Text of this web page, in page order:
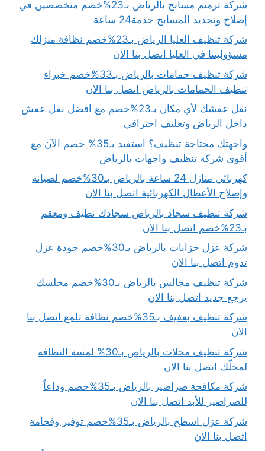
شركة ترميم مسابح بالرياض بـ23%خصم متخصصين في
إصلاح وتجديد المسابح خدمة24 ساعة
شركة تنظيف العليا الرياض بـ23%خصم نظافة منزلك
مسؤوليتنا في العليا اتصل بنا الان
شركة تنظيف حمامات بالرياض بـ33%خصم خبراء
تنظيف الحمامات بالرياض اتصل بنا الان
نقل عفشك لأي مكان بـ23%خصم مع افضل نقل عفش
داخل الرياض وتغليف احترافي
واجهتك محتاجة تنظيف؟ استفيد بـ35% خصم الآن مع
أقوى شركة تنظيف واجهات بالرياض
كهربائي منازل 24 ساعة بالرياض بـ30%خصم لصيانة
وإصلاح الأعطال الكهربائية اتصل بنا الان
شركة تنظيف سجاد بالرياض سجادك نظيف ومعقم
بـ23%خصم اتصل بنا الان
شركة عزل خزانات بالرياض بـ30%خصم جودة عزل
تدوم اتصل بنا الان
شركة تنظيف مجالس بالرياض بـ30%خصم مجلسك
يرجع جديد اتصل بنا الان
شركة تنظيف بعفيف بـ35%خصم نظافة تلمع اتصل بنا
الان
شركة تنظيف محلات بالرياض بـ30% لمسة النظافة
لمحلّك اتصل بنا الان
شركة مكافحة صراصير بالرياض بـ35%خصم وداعاً
للصراصير للأبد اتصل بنا الان
شركة عزل اسطح بالرياض بـ35%خصم توفير وفخامة
اتصل بنا الان